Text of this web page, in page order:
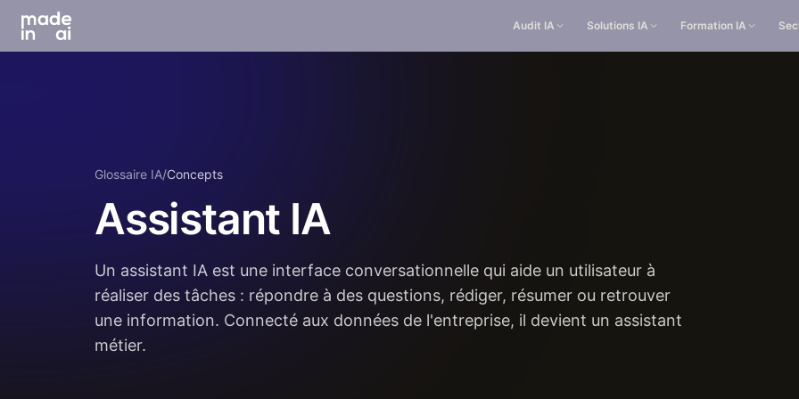
Audit IA Solutions IA Formation IA
Glossaire IA/Concepts
Assistant IA
Un assistant IA est une interface conversationnelle qui aide un utilisateur à
réaliser des tâches : répondre à des questions, rédiger, résumer ou retrouver
une information. Connecté aux données de l'entreprise, il devient un assistant
métier.